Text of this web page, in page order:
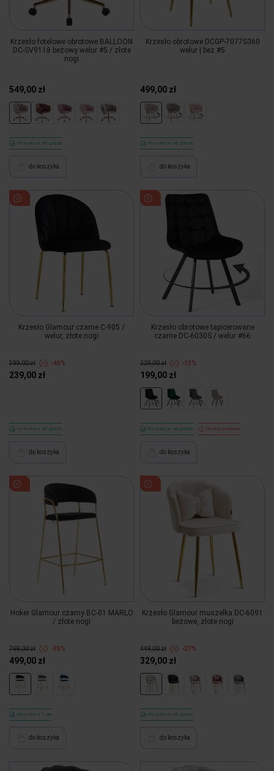
Krzesło fotelowe obrotowe BALLOON
DC-SV9118 beżowy welur #5 / złote
nogi
549,00 zł
Wysyłka w 48 godzin
do koszyka
Krzesło obrotowe DCGP-7077S360
welur | beż #5
499,00 zł
Wysyłka w 48 godzin
do koszyka
Krzesło Glamour czarne C-905 /
welur, złote nogi
399,00 zł -40%
239,00 zł
Wysyłka w 48 godzin
do koszyka
Krzesło obrotowe tapicerowane
czarne DC-6030S / welur #66
229,00 zł -13%
199,00 zł
Wysyłka w 48 godzin Na wyczerpaniu
do koszyka
Hoker Glamour czarny BC-01 MARLO
/ złote nogi
769,00 zł -35%
499,00 zł
Wysyłka w 3 dni
do koszyka
Krzesło Glamour muszelka DC-6091
beżowe, złote nogi
449,00 zł -27%
329,00 zł
Wysyłka w 48 godzin
do koszyka